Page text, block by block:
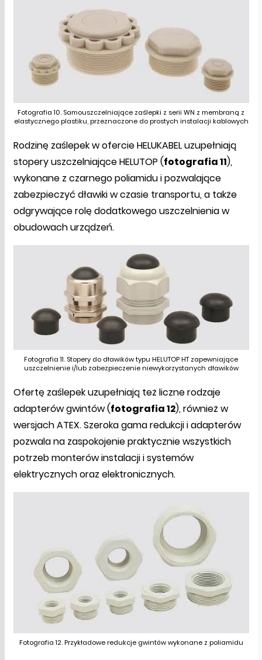
Fotografia 10. Samouszczelniające zaślepki z serii WN z membraną z
elastycznego plastiku, przeznaczone do prostych instalacji kablowych
Rodzinę zaślepek w ofercie HELUKABEL uzupełniają
stopery uszczelniające HELUTOP (fotografia 11),
wykonane z czarnego poliamidu i pozwalające
zabezpieczyć dławiki w czasie transportu, a także
odgrywające rolę dodatkowego uszczelnienia w
obudowach urządzeń.
Fotografia 11. Stopery do dławików typu HELUTOP HT zapewniające
uszczelnienie i/lub zabezpieczenie niewykorzystanych dławików
Ofertę zaślepek uzupełniają też liczne rodzaje
adapterów gwintów (fotografia 12), również w
wersjach ATEX. Szeroka gama redukcji i adapterów
pozwala na zaspokojenie praktycznie wszystkich
potrzeb monterów instalacji i systemów
elektrycznych oraz elektronicznych.
Fotografia 12. Przykładowe redukcje gwintów wykonane z poliamidu